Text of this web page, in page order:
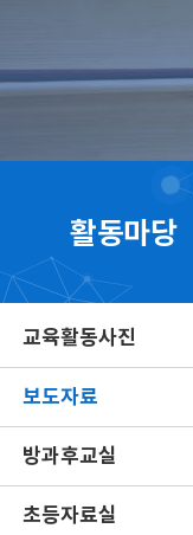
활동마당
교육활동사진
보도자료
방과후교실
초등자료실